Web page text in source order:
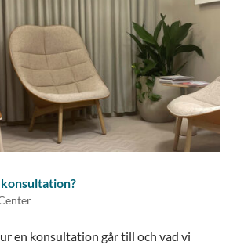
en konsultation går till och vad vi